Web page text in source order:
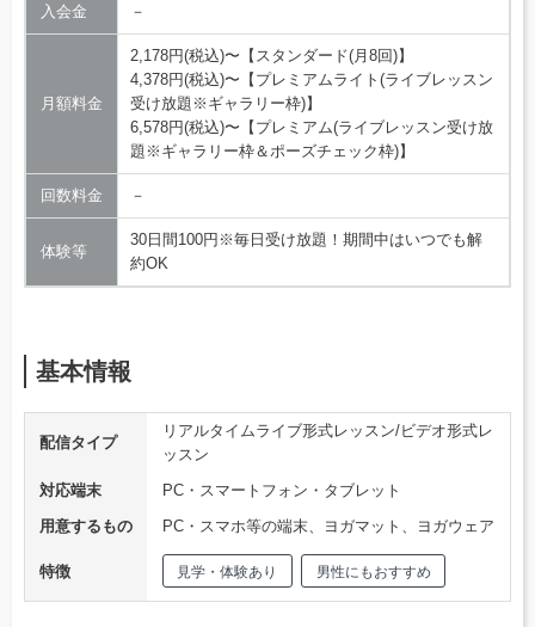
入会金 －
月額料金
2,178円(税込)〜【スタンダード(月8回)】
4,378円(税込)〜【プレミアムライト(ライブレッスン
受け放題※ギャラリー枠)】
6,578円(税込)〜【プレミアム(ライブレッスン受け放
題※ギャラリー枠＆ポーズチェック枠)】
回数料金 －
体験等
30日間100円※毎日受け放題！期間中はいつでも解
約OK
基本情報
配信タイプ
リアルタイムライブ形式レッスン/ビデオ形式レ
ッスン
対応端末
PC・スマートフォン・タブレット
用意するもの
PC・スマホ等の端末、ヨガマット、ヨガウェア
特徴 見学・体験あり 男性にもおすすめ